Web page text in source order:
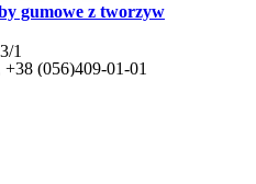
gumowe z tworzyw
1
(056)409-01-01